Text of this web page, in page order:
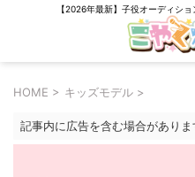
【2026年最新】子役オーディシ
HOME > キッズモデル >
記事内に広告を含む場合がありま